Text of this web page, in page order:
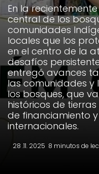
En la
central de los
comunidades
locales que los
en el centro de la
desafíos
entregó avances
las comunidades y
los bosques, que
históricos de
de financiamiento
internacionales.
28 .11. 2025 8 minutos de